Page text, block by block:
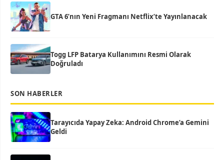
GTA 6’nın Yeni Fragmanı Netflix’te Yayınlanacak
Togg LFP Batarya Kullanımını Resmi Olarak
Doğruladı
SON HABERLER
Tarayıcıda Yapay Zeka: Android Chrome’a Gemini
Geldi